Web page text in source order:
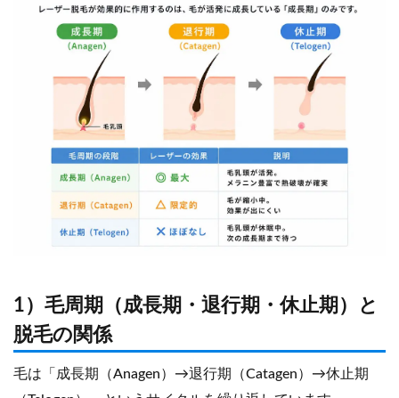
1）毛周期（成長期・退行期・休止期）と
脱毛の関係
毛は「成長期（Anagen）→退行期（Catagen）→休止期